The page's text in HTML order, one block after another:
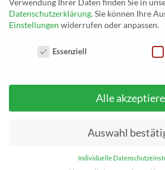
Verwendung Ihrer Daten finden Sie in
Datenschutzerklärung.Sie können Ihre
Einstellungen widerrufen oder anpassen.
Datenschutzeinstellungen
Essenziell
Alle
Auswahl
Individuelle